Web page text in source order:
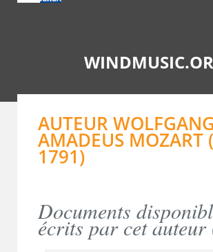
AUTEUR WOLFGANG
AMADEUS MOZART
1791)
Documents
écrits par cet auteur